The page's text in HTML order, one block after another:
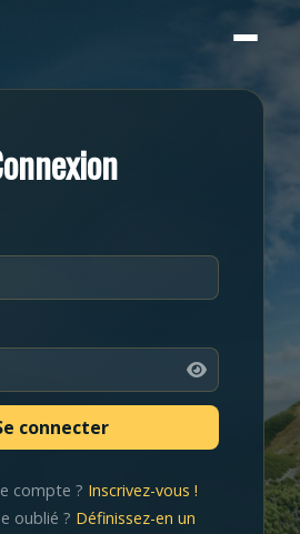
compte ? Inscrivez-vous !
oublié ? Définissez-en un